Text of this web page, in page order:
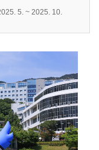
5. ~ 2025. 10.